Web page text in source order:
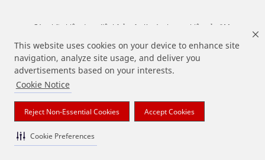
This website uses cookies on your device to enhance site
navigation, analyze site usage, and deliver you
advertisements based on your interests.
Cookie Notice
Reject Non-Essential Cookies Accept Cookies
Cookie Preferences
Các nhãn hiệu được liệt kê ở trên là các thương hiệu của 3M.